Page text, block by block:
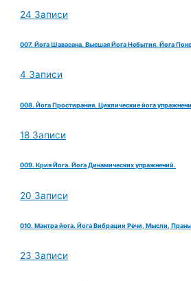
24 Записи
007. Йога Шавасана. Высшая Йога Небытия. Йога
4 Записи
008. Йога Простирания. Циклические йога
18 Записи
009. Крия Йога. Йога Динамических упражнений.
20 Записи
010. Мантра йога. Йога Вибрации Речи, Мысли,
23 Записи